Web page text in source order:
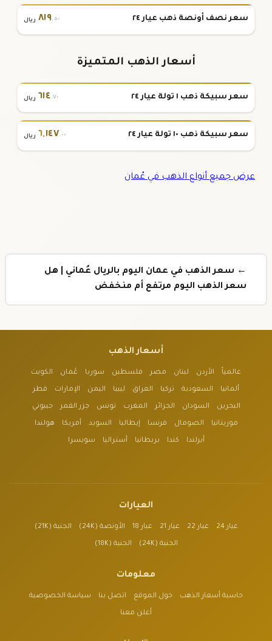
سعر نصف أونصة ذهب عيار ٢٤ ٨١٩.٥٠ ريال
أسعار الذهب المتميزة
سعر سبيكة ذهب ١ تولة عيار ٢٤ ٦١٤.٧٠ ريال
سعر سبيكة ذهب ١٠ تولة عيار ٢٤ ٦,١٤٧.٠٠ ريال
عرض جميع أنواع الذهب في عُمان
← سعر الذهب في عمان اليوم بالريال عُماني | هل
سعر الذهب اليوم مرتفع أم منخفض
أسعار الذهب
عالمياً الأردن لبنان مصر فلسطين سوريا عُمان الكويت
ألمانيا السعودية تركيا العراق ليبيا اليمن الإمارات قطر
البحرين السودان الجزائر المغرب تونس جزر القمر جيبوتي
موريتانيا الصومال فرنسا إيطاليا السويد أمريكا هولندا
أيرلندا كندا بريطانيا أستراليا سويسرا
العيارات
عيار 24 عيار 22 عيار 21 عيار 18 الأونصة (24K) الجنية (21K)
الجنية (24K) الجنية (18K)
معلومات
حاسبة أسعار الذهب حول الموقع اتصل بنا سياسة الخصوصية
أعلن معنا